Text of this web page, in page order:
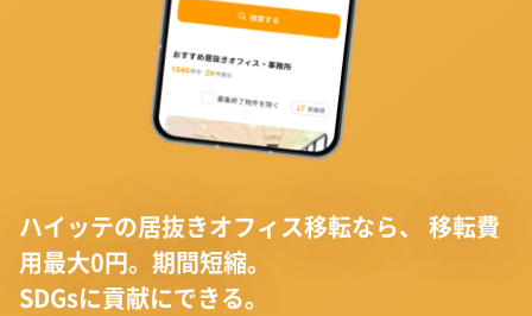
ハイッテの居抜きオフィス移転なら、
移転費
用最大0円。期間短縮。
SDGsに貢献にできる。